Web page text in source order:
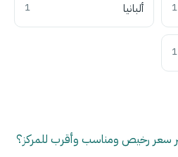
1 ألبانيا 1
1
سعر رخيص ومناسب وأقرب للمركز؟